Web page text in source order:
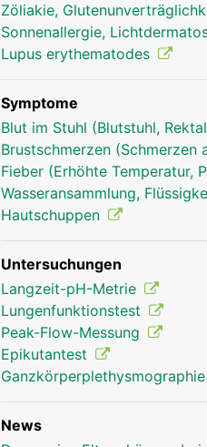
Zöliakie,
Sonnenallergie,
Lupus erythematodes
Symptome
Blut im Stuhl (Blutstuhl,
Brustschmerzen (Schmerzen
Fieber (Erhöhte Temperatur,
Wasseransammlung,
Hautschuppen
Untersuchungen
Langzeit-pH-Metrie
Lungenfunktionstest
Peak-Flow-Messung
Epikutantest
Ganzkörperplethysmographie
News